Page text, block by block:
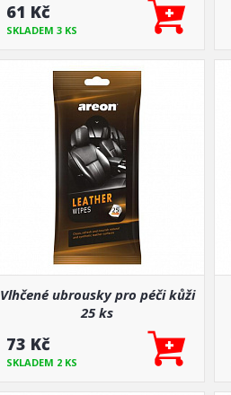
61 Kč
SKLADEM 3 KS
Vlhčené ubrousky pro péči kůži
25 ks
73 Kč
SKLADEM 2 KS